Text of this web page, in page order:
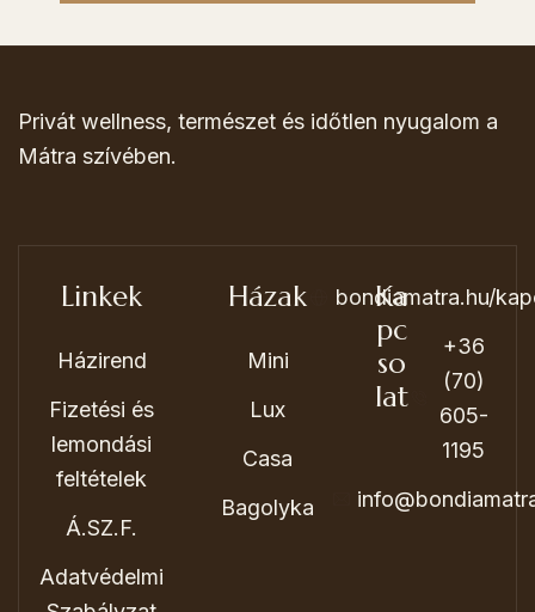
Privát wellness, természet és időtlen nyugalom a
Mátra szívében.
Linkek
Házirend
Fizetési és
lemondási
feltételek
Á.SZ.F.
Adatvédelmi
Házak
Mini
Lux
Casa
Bagolyka
Ka
pc
so
lat
bondiamatra.hu/
+36
(70)
605-
1195